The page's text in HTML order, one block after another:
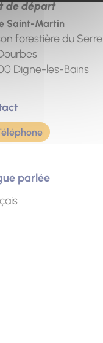
de départ
Saint-Martin
forestière du Serre
Digne-les-Bains
parlée